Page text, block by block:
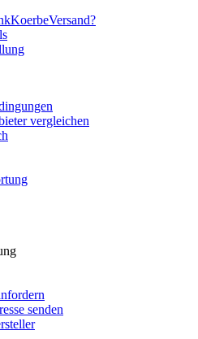
vergleichen
senden